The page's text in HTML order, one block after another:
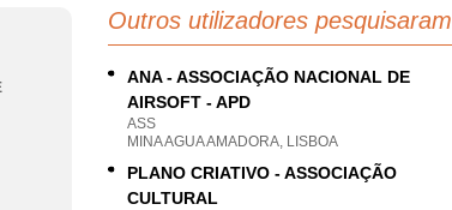
Outros utilizadores pesquisaram
ANA - ASSOCIAÇÃO NACIONAL DE
AIRSOFT - APD
ASS
MINA AGUA AMADORA, LISBOA
PLANO CRIATIVO - ASSOCIAÇÃO
CULTURAL